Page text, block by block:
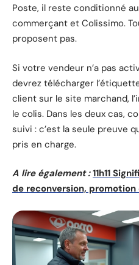
Poste, il reste conditionné
commerçant et Colissimo.
proposent pas.
Si votre vendeur n’a pas
devrez télécharger
client sur le site marchand,
le colis. Dans les deux cas,
suivi : c’est la seule preuve
pris en charge.
A lire également : 11h11
de reconversion, promotion